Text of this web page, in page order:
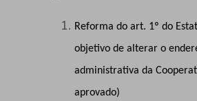
Reforma do art. 1º do
objetivo de alterar o
administrativa da
aprovado)